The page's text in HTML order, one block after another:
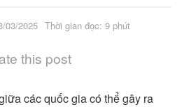
03/2025 Thời gian đọc: 9 phút
this post
các quốc gia có thể gây ra